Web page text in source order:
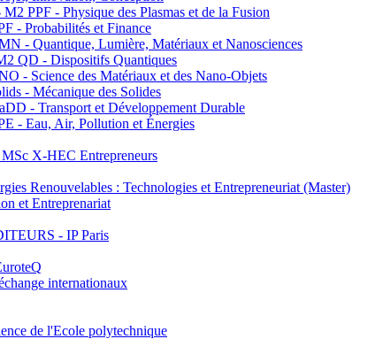
PPF - Physique des Plasmas et de la Fusion
- Probabilités et Finance
- Quantique, Lumière, Matériaux et Nanosciences
QD - Dispositifs Quantiques
- Science des Matériaux et des Nano-Objets
- Mécanique des Solides
- Transport et Développement Durable
- Eau, Air, Pollution et Énergies
X-HEC Entrepreneurs
Renouvelables : Technologies et Entrepreneuriat (Master)
et Entreprenariat
- IP Paris
internationaux
de l'Ecole polytechnique